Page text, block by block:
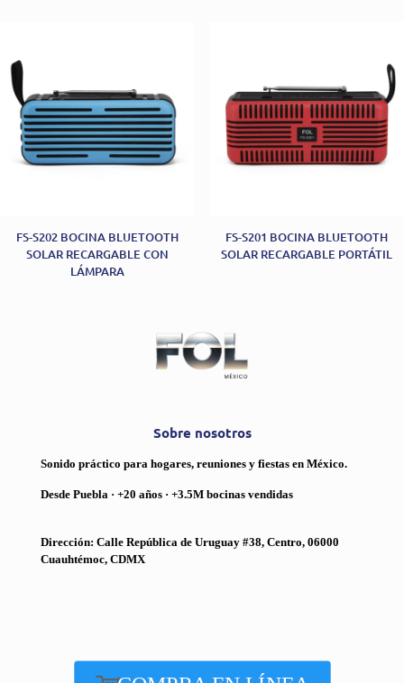
FS-S202 BOCINA BLUETOOTH
SOLAR RECARGABLE CON
LÁMPARA
FS-S201 BOCINA BLUETOOTH
SOLAR RECARGABLE PORTÁTIL
Sobre nosotros
Sonido práctico para hogares, reuniones y fiestas en México.
Desde Puebla · +20 años · +3.5M bocinas vendidas
Dirección: Calle República de Uruguay #38, Centro, 06000
Cuauhtémoc, CDMX